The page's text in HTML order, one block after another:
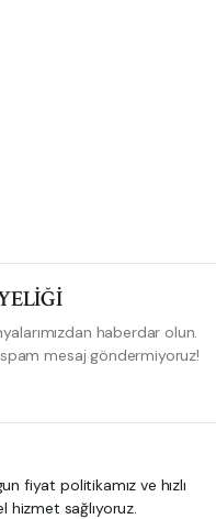
haberdar olun.
spam mesaj göndermiyoruz!
fiyat politikamız ve hızlı
hizmet sağlıyoruz.